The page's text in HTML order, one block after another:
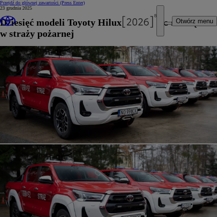
Przejdź do głównej zawartości (Press Enter)
Otwórz menu
23 grudnia 2025
Dziesięć modeli Toyoty Hilux rozpoczęło służbę
w straży pożarnej